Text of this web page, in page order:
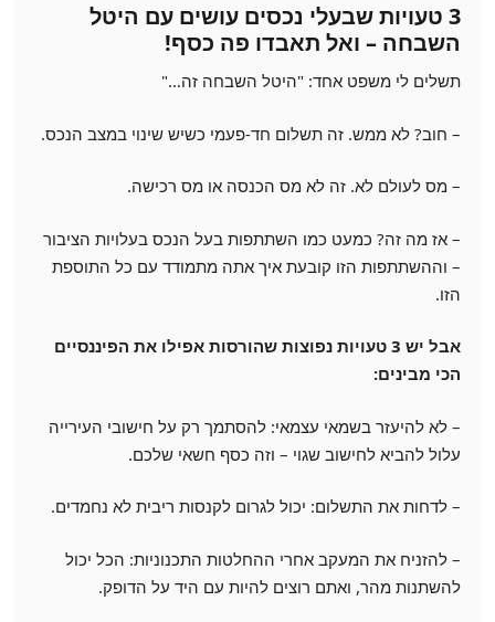
3 טעויות שבעלי נכסים עושים עם היטל
השבחה – ואל תאבדו פה כסף!
תשלים לי משפט אחד: "היטל השבחה זה…"
– חוב? לא ממש. זה תשלום חד-פעמי כשיש שינוי במצב הנכס.
– מס לעולם לא. זה לא מס הכנסה או מס רכישה.
– אז מה זה? כמעט כמו השתתפות בעל הנכס בעלויות הציבור
– וההשתתפות הזו קובעת איך אתה מתמודד עם כל התוספת
הזו.
אבל יש 3 טעויות נפוצות שהורסות אפילו את הפיננסיים
הכי מבינים:
– לא להיעזר בשמאי עצמאי: להסתמך רק על חישובי העירייה
עלול להביא לחישוב שגוי – וזה כסף חשאי שלכם.
– לדחות את התשלום: יכול לגרום לקנסות ריבית לא נחמדים.
– להזניח את המעקב אחרי ההחלטות התכנוניות: הכל יכול
להשתנות מהר, ואתם רוצים להיות עם היד על הדופק.